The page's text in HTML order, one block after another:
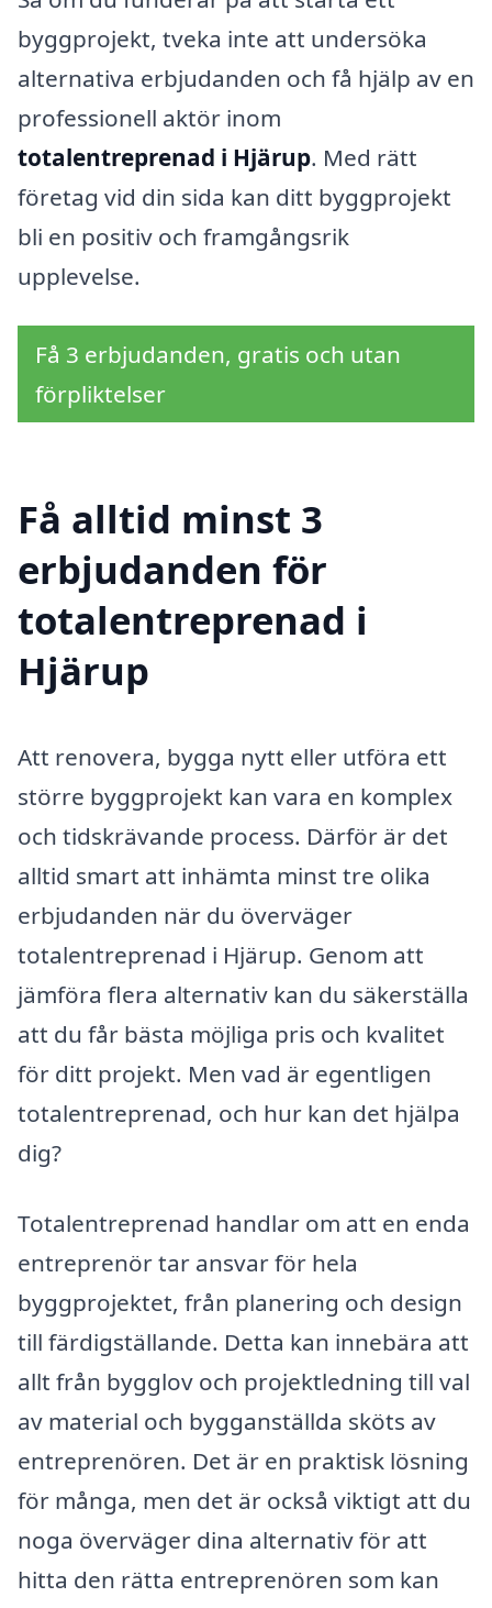
byggprojekt, tveka inte att undersöka
alternativa erbjudanden och få hjälp av en
professionell aktör inom
totalentreprenad i Hjärup. Med rätt
företag vid din sida kan ditt byggprojekt
bli en positiv och framgångsrik
upplevelse.
Få 3 erbjudanden, gratis och utan
förpliktelser
Få alltid minst 3
erbjudanden för
totalentreprenad i
Hjärup
Att renovera, bygga nytt eller utföra ett
större byggprojekt kan vara en komplex
och tidskrävande process. Därför är det
alltid smart att inhämta minst tre olika
erbjudanden när du överväger
totalentreprenad i Hjärup. Genom att
jämföra flera alternativ kan du säkerställa
att du får bästa möjliga pris och kvalitet
för ditt projekt. Men vad är egentligen
totalentreprenad, och hur kan det hjälpa
dig?
Totalentreprenad handlar om att en enda
entreprenör tar ansvar för hela
byggprojektet, från planering och design
till färdigställande. Detta kan innebära att
allt från bygglov och projektledning till val
av material och bygganställda sköts av
entreprenören. Det är en praktisk lösning
för många, men det är också viktigt att du
noga överväger dina alternativ för att
hitta den rätta entreprenören som kan